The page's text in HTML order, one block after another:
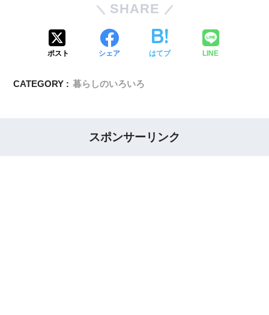
SHARE
ポスト シェア はてブ LINE
CATEGORY : 暮らしのいろいろ
スポンサーリンク